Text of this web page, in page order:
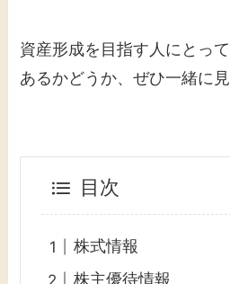
資産形成を目指す人にとっ
あるかどうか、ぜひ一緒に
目次
株式情報
株主優待情報